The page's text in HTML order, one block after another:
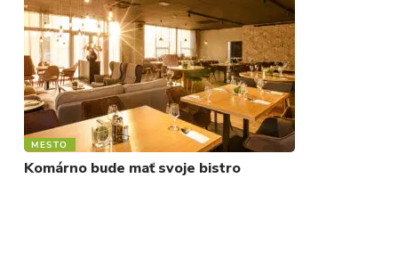
KULTÚRA
FOTKY
VIDEO
MIX
MESTO
Komárno bude mať svoje bistro